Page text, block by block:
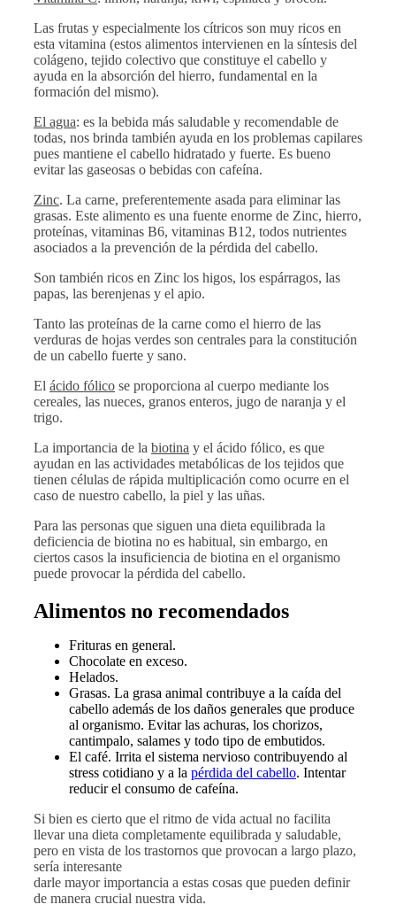
Las frutas y especialmente los cítricos son muy ricos en
esta vitamina (estos alimentos intervienen en la síntesis del
colágeno, tejido colectivo que constituye el cabello y
ayuda en la absorción del hierro, fundamental en la
formación del mismo).
El agua: es la bebida más saludable y recomendable de
todas, nos brinda también ayuda en los problemas capilares
pues mantiene el cabello hidratado y fuerte. Es bueno
evitar las gaseosas o bebidas con cafeína.
Zinc. La carne, preferentemente asada para eliminar las
grasas. Este alimento es una fuente enorme de Zinc, hierro,
proteínas, vitaminas B6, vitaminas B12, todos nutrientes
asociados a la prevención de la pérdida del cabello.
Son también ricos en Zinc los higos, los espárragos, las
papas, las berenjenas y el apio.
Tanto las proteínas de la carne como el hierro de las
verduras de hojas verdes son centrales para la constitución
de un cabello fuerte y sano.
El ácido fólico se proporciona al cuerpo mediante los
cereales, las nueces, granos enteros, jugo de naranja y el
trigo.
La importancia de la biotina y el ácido fólico, es que
ayudan en las actividades metabólicas de los tejidos que
tienen células de rápida multiplicación como ocurre en el
caso de nuestro cabello, la piel y las uñas.
Para las personas que siguen una dieta equilibrada la
deficiencia de biotina no es habitual, sin embargo, en
ciertos casos la insuficiencia de biotina en el organismo
puede provocar la pérdida del cabello.
Alimentos no recomendados
Frituras en general.
Chocolate en exceso.
Helados.
Grasas. La grasa animal contribuye a la caída del
cabello además de los daños generales que produce
al organismo. Evitar las achuras, los chorizos,
cantimpalo, salames y todo tipo de embutidos.
El café. Irrita el sistema nervioso contribuyendo al
stress cotidiano y a la pérdida del cabello. Intentar
reducir el consumo de cafeína.
Si bien es cierto que el ritmo de vida actual no facilita
llevar una dieta completamente equilibrada y saludable,
pero en vista de los trastornos que provocan a largo plazo,
sería interesante
darle mayor importancia a estas cosas que pueden definir
de manera crucial nuestra vida.